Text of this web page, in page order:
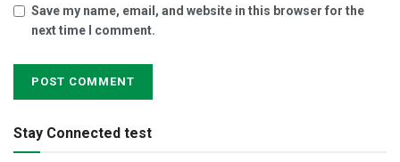
Save my name, email, and website in this browser for the
next time I comment.
Stay Connected test